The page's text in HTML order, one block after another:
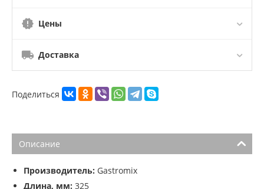
Цены
Доставка
Поделиться
Описание
Производитель: Gastromix
Длина, мм: 325